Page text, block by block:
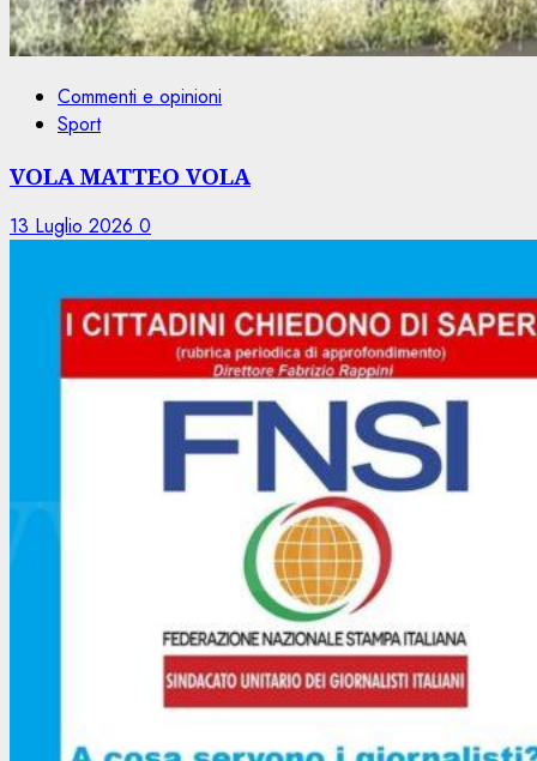
Commenti e opinioni
Sport
VOLA MATTEO VOLA
13 Luglio 2026 0